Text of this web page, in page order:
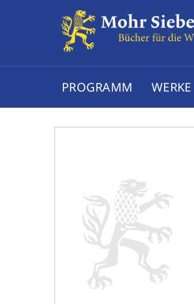
PROGRAMM WERKE